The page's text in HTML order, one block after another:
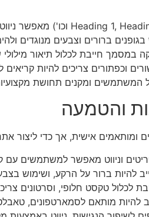
ברורים וצבעים מנוגדים
במסמך חייבת לכלול תיאור
וכפתורים צריכים להיות
המשתמשים ומקנים תחושת
והטמעה
אישית, אך כדי ליצור
וניווט מאפשר למשתמשים
להיות ברור על הרקע, ושימוש
לכלול טקסט חלופי, וסרטונים
להיות מותאם לסמארטפונים,